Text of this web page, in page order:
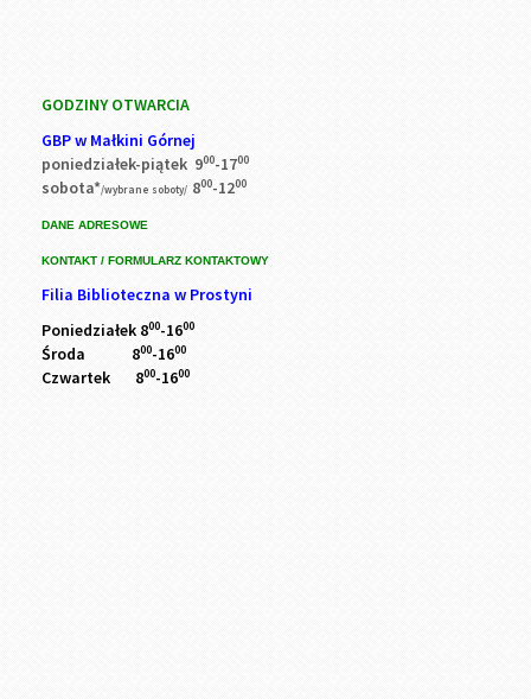
GODZINY OTWARCIA
GBP w Małkini Górnej
poniedziałek-piątek 900-1700
sobota*/wybrane soboty/ 800-1200
DANE ADRESOWE
KONTAKT / FORMULARZ KONTAKTOWY
Filia Biblioteczna w Prostyni
Poniedziałek 800-1600
Środa 800-1600
Czwartek 800-1600